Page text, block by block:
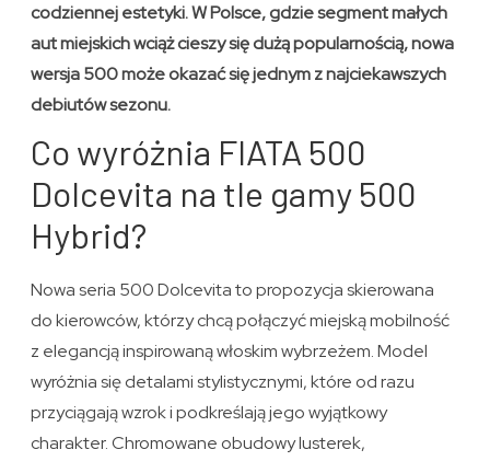
codziennej estetyki. W Polsce, gdzie segment małych
aut miejskich wciąż cieszy się dużą popularnością, nowa
wersja 500 może okazać się jednym z najciekawszych
debiutów sezonu.
Co wyróżnia FIATA 500
Dolcevita na tle gamy 500
Hybrid?
Nowa seria 500 Dolcevita to propozycja skierowana
do kierowców, którzy chcą połączyć miejską mobilność
z elegancją inspirowaną włoskim wybrzeżem. Model
wyróżnia się detalami stylistycznymi, które od razu
przyciągają wzrok i podkreślają jego wyjątkowy
charakter. Chromowane obudowy lusterek,